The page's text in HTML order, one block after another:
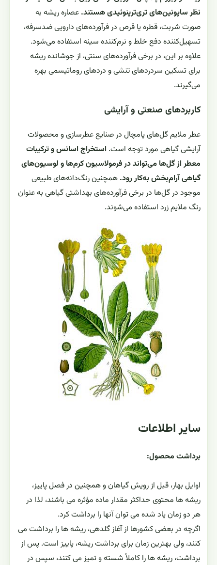
نظر ساپونین‌های تری‌ترپنوئیدی هستند. عصاره ریشه به
صورت شربت، قطره یا قرص در فرآورده‌های دارویی ضدسرفه،
تسهیل‌کننده دفع خلط و نرم‌کننده سینه استفاده می‌شود.
علاوه بر این، در برخی فرآورده‌های سنتی، از جوشانده ریشه
برای تسکین سردردهای تنشی و دردهای روماتیسمی بهره
می‌گیرند.
کاربردهای صنعتی و آرایشی
عطر ملایم گل‌های پامچال در صنایع عطرسازی و محصولات
آرایشی گیاهی مورد توجه است. استخراج اسانس و ترکیبات
معطر از گل‌ها می‌تواند در فرمولاسیون کرم‌ها و لوسیون‌های
گیاهی آرام‌بخش به‌کار رود. همچنین رنگ‌دانه‌های طبیعی
موجود در گل‌ها در برخی فرآورده‌های بهداشتی گیاهی به عنوان
رنگ ملایم زرد استفاده می‌شوند.
سایر اطلاعات
برداشت محصول:
اوایل بهار، قبل از رویش گیاهان و همچنین در فصل پاییز،
ریشه ها محتوی حداکثر مقدار ماده مؤثره می باشند، لذا در
هر دو زمان یاد شده می توان آنها را برداشت کرد.
اگرچه در بعضی کشورها از آغاز گلدهی، ریشه ها را برداشت می
کنند، ولی بهترین زمان برای برداشت ریشه، پاییز است. پس از
برداشت، ریشه ها را کاملاً شسته و تمیز می کنند، سپس در